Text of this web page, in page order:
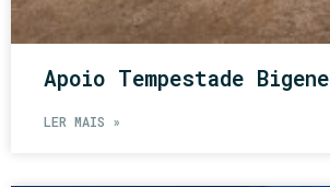
Apoio Tempestade Bigene
LER MAIS »